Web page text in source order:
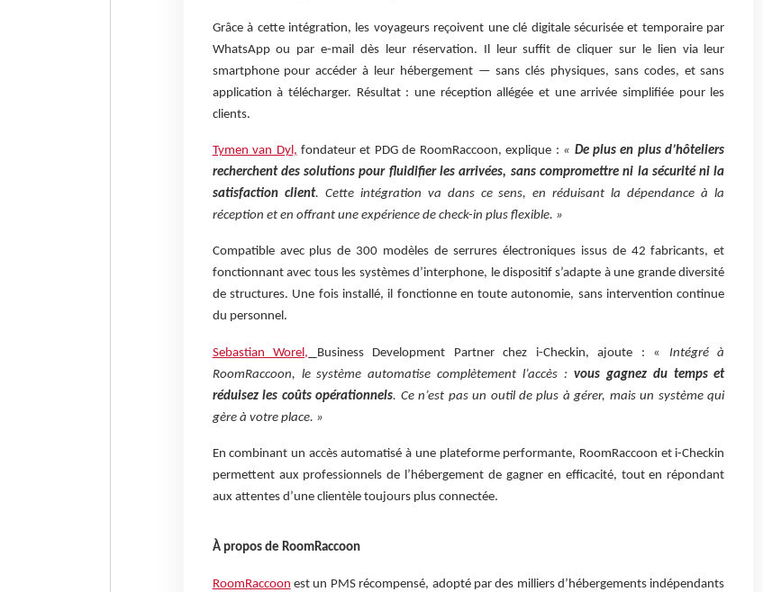
Grâce à cette intégration, les voyageurs reçoivent une clé digitale sécurisée et temporaire par
WhatsApp ou par e-mail dès leur réservation. Il leur suffit de cliquer sur le lien via leur
smartphone pour accéder à leur hébergement — sans clés physiques, sans codes, et sans
application à télécharger. Résultat : une réception allégée et une arrivée simplifiée pour les
clients.
Tymen van Dyl, fondateur et PDG de RoomRaccoon, explique : « De plus en plus d’hôteliers
recherchent des solutions pour fluidifier les arrivées, sans compromettre ni la sécurité ni la
satisfaction client. Cette intégration va dans ce sens, en réduisant la dépendance à la
réception et en offrant une expérience de check-in plus flexible. »
Compatible avec plus de 300 modèles de serrures électroniques issus de 42 fabricants, et
fonctionnant avec tous les systèmes d’interphone, le dispositif s’adapte à une grande diversité
de structures. Une fois installé, il fonctionne en toute autonomie, sans intervention continue
du personnel.
Sebastian Worel, Business Development Partner chez i-Checkin, ajoute : « Intégré à
RoomRaccoon, le système automatise complètement l’accès : vous gagnez du temps et
réduisez les coûts opérationnels. Ce n’est pas un outil de plus à gérer, mais un système qui
gère à votre place. »
En combinant un accès automatisé à une plateforme performante, RoomRaccoon et i-Checkin
permettent aux professionnels de l’hébergement de gagner en efficacité, tout en répondant
aux attentes d’une clientèle toujours plus connectée.
À propos de RoomRaccoon
RoomRaccoon est un PMS récompensé, adopté par des milliers d’hébergements indépendants